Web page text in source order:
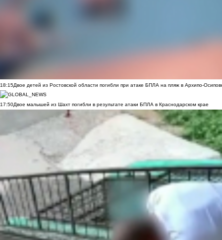
18:15Двое детей из Ростовской области погибли при атаке БПЛА на пляж в Архипо-
17:50Двое малышей из Шахт погибли в результате атаки БПЛА в Краснодарском крае